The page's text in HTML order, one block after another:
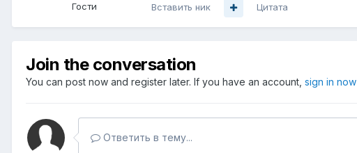
Гости Вставить ник Цитата
Join the conversation
You can post now and register later. If you have an account, sign in now
Ответить в тему...